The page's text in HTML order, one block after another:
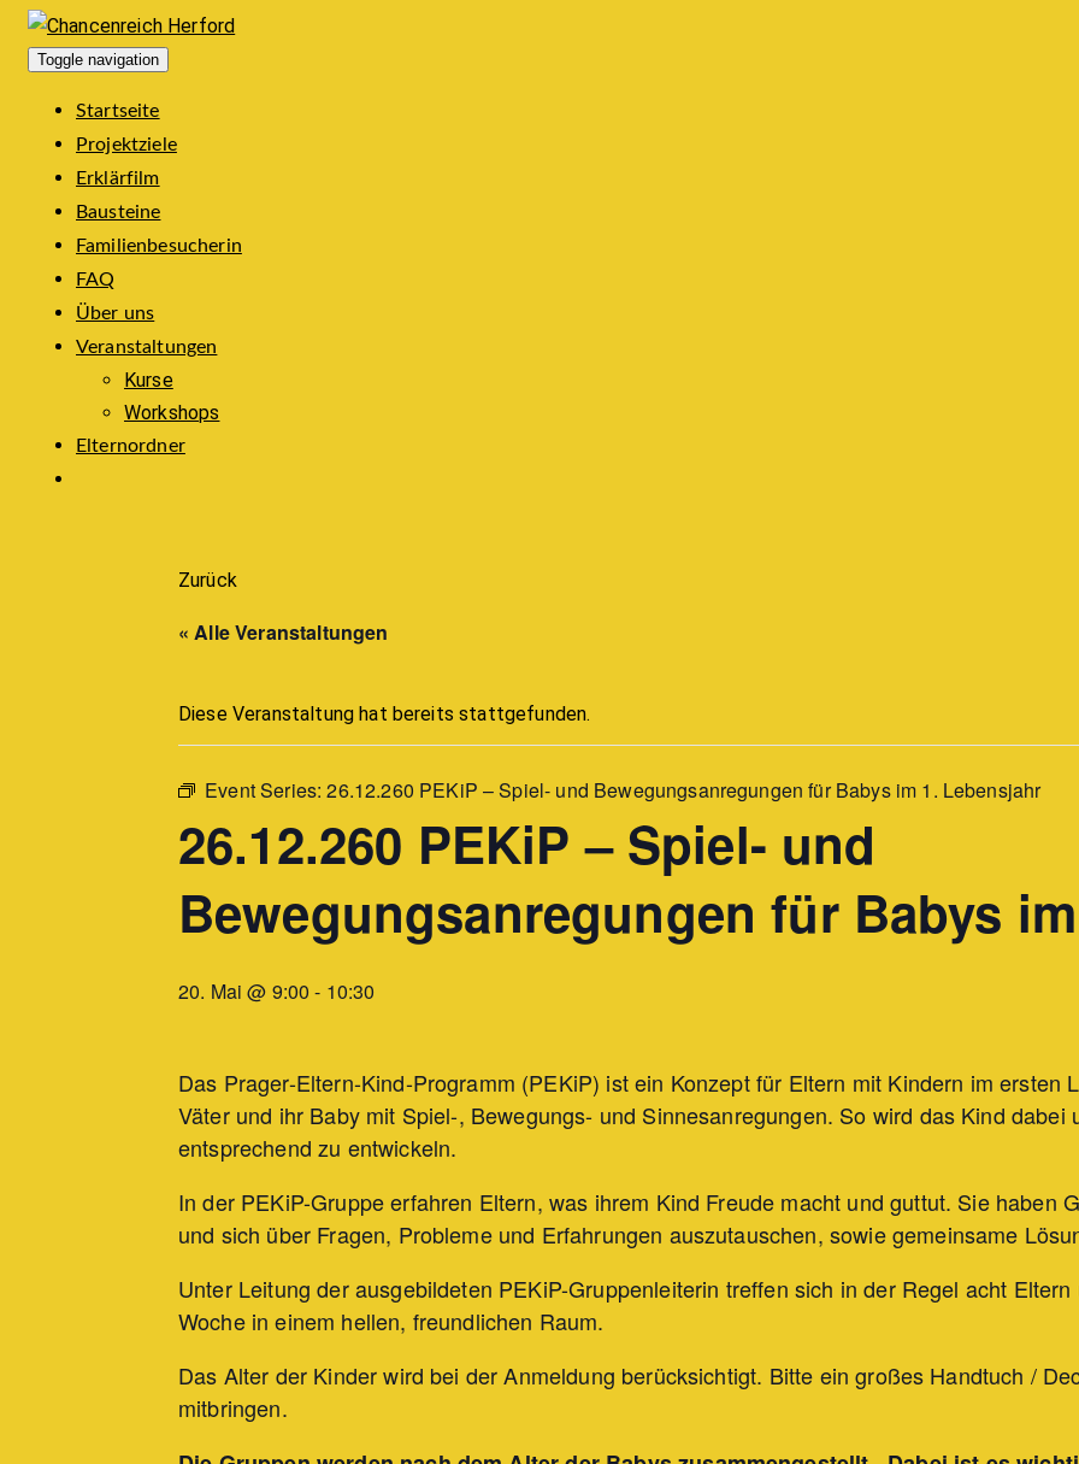
Toggle navigation
Startseite
Projektziele
Erklärfilm
Bausteine
Familienbesucherin
FAQ
Über uns
Veranstaltungen
Kurse
Workshops
Elternordner
Zurück
« Alle Veranstaltungen
Diese Veranstaltung hat bereits stattgefunden.
Event Series:26.12.260 PEKiP – Spiel- und Bewegungsanregungen für Babys im 1. Lebensjahr
26.12.260 PEKiP – Spiel- und
Bewegungsanregungen für Babys
20. Mai @ 9:00 - 10:30
Das Prager-Eltern-Kind-Programm (PEKiP) ist ein Konzept für Eltern mit Kindern im ersten
Väter und ihr Baby mit Spiel-, Bewegungs- und Sinnesanregungen. So wird das Kind
entsprechend zu entwickeln.
In der PEKiP-Gruppe erfahren Eltern, was ihrem Kind Freude macht und guttut. Sie haben
und sich über Fragen, Probleme und Erfahrungen auszutauschen, sowie gemeinsame
Unter Leitung der ausgebildeten PEKiP-Gruppenleiterin treffen sich in der Regel acht
Woche in einem hellen, freundlichen Raum.
Das Alter der Kinder wird bei der Anmeldung berücksichtigt. Bitte ein großes Handtuch /
mitbringen.